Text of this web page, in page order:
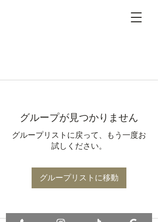
グループが見つかりません
グループリストに戻って、もう一度お
試しください。
グループリストに移動